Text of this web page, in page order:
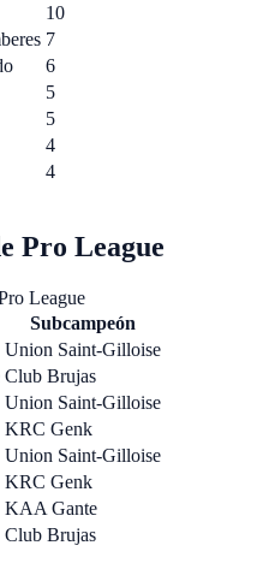
10
7
6
5
5
4
4
Pro League
League
Subcampeón
Union Saint-Gilloise
Club Brujas
Union Saint-Gilloise
KRC Genk
Union Saint-Gilloise
KRC Genk
KAA Gante
Club Brujas